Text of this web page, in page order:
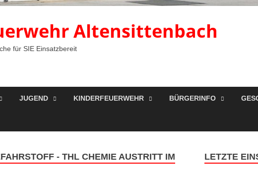
Altensittenbach
für SIE Einsatzbereit
JUGEND KINDERFEUERWEHR BÜRGERINFO
- THL CHEMIE AUSTRITT IM
LETZTE